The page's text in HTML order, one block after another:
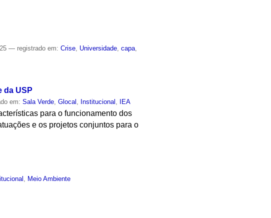
— registrado em:Crise Universidade ,capa
da USP
em:Sala Verde,Glocal , Institucional , IEA
para o funcionamento dos
e os projetos conjuntos para o
Meio Ambiente